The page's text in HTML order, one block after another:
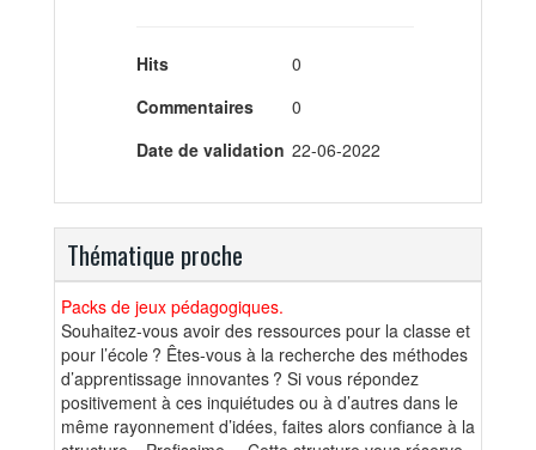
Hits
0
Commentaires
0
Date de validation 22-06-2022
Thématique proche
Packs de jeux pédagogiques.
Souhaitez-vous avoir des ressources pour la classe et
pour l’école ? Êtes-vous à la recherche des méthodes
d’apprentissage innovantes ? Si vous répondez
positivement à ces inquiétudes ou à d’autres dans le
même rayonnement d’idées, faites alors confiance à la